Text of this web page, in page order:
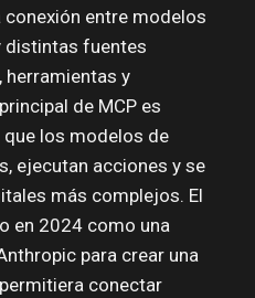
entre modelos
distintas fuentes
herramientas y
de MCP es
los modelos de
ejecutan acciones y se
más complejos. El
en 2024 como una
para crear una
conectar